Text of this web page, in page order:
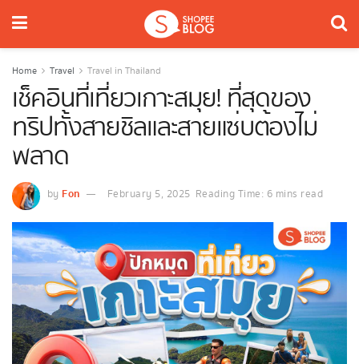
Home Travel Travel in Thailand
เช็คอินที่เที่ยวเกาะสมุย! ที่สุดของ
ทริปทั้งสายชิลและสายแซ่บต้องไม่
พลาด
by Fon February 5, 2025 Reading Time: 6 mins read